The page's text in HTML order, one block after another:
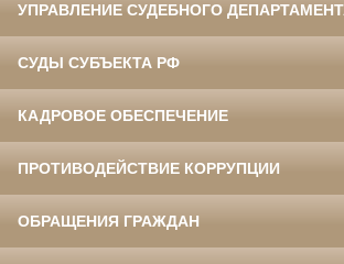
УПРАВЛЕНИЕ СУДЕБНОГО
СУДЫ СУБЪЕКТА РФ
КАДРОВОЕ ОБЕСПЕЧЕНИЕ
ПРОТИВОДЕЙСТВИЕ КОРРУПЦИИ
ОБРАЩЕНИЯ ГРАЖДАН